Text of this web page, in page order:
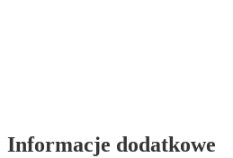
Informacje dodatkowe